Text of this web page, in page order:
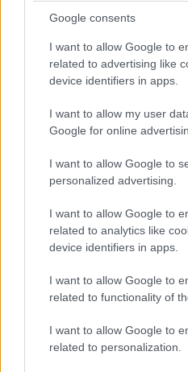
Google consents
I want to allow Google to
related to advertising like
device identifiers in apps.
I want to allow my user
Google for online
I want to allow Google to
personalized advertising.
I want to allow Google to
related to analytics like
device identifiers in apps.
I want to allow Google to
related to functionality of
I want to allow Google to
related to personalization.